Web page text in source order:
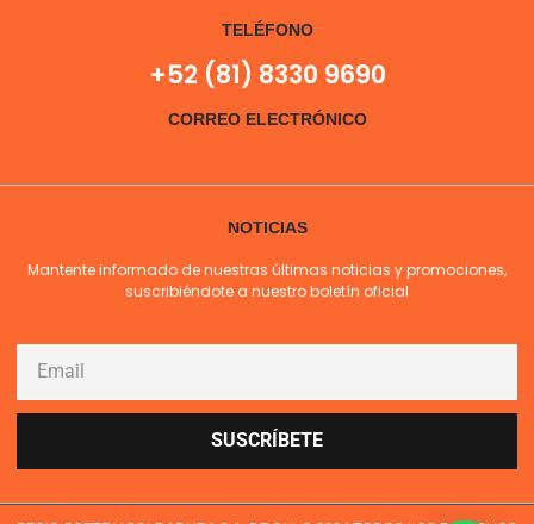
TELÉFONO
+52 (81) 8330 9690
CORREO ELECTRÓNICO
NOTICIAS
Mantente informado de nuestras últimas noticias y promociones,
suscribiéndote a nuestro boletín oficial
SUSCRÍBETE